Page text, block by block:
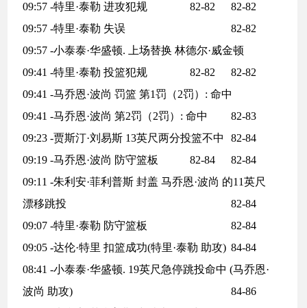
82-82
09:57 -特里·泰勒 进攻犯规
82-82
09:57 -特里·泰勒 失误
82-82
09:57 -小泰泰·华盛顿. 上场替换 林德尔·威金顿
82-82
09:41 -特里·泰勒 投篮犯规
82-82
09:41 -马乔恩·波尚 罚篮 第1罚（2罚）: 命中
82-83
09:41 -马乔恩·波尚 第2罚（2罚）: 命中
82-84
09:23 -贾斯汀·刘易斯 13英尺两分投篮不中
82-84
09:19 -马乔恩·波尚 防守篮板
82-84
09:11 -朱利安·菲利普斯 封盖 马乔恩·波尚 的11英尺
漂移跳投
82-84
09:07 -特里·泰勒 防守篮板
82-84
09:05 -达伦·特里 扣篮成功(特里·泰勒 助攻) 84-84
08:41 -小泰泰·华盛顿. 19英尺急停跳投命中 (马乔恩·
波尚 助攻)
84-86